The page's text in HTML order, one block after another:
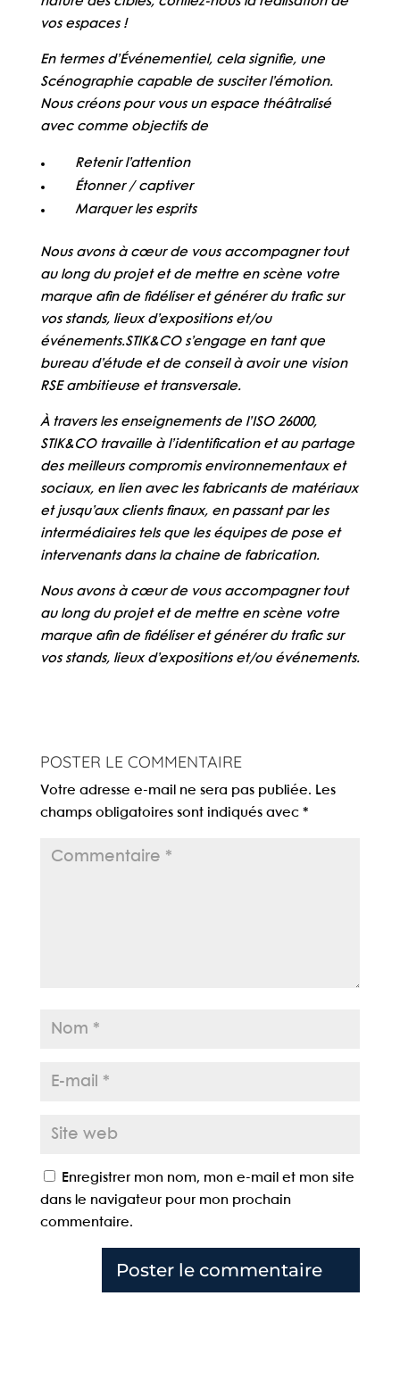
vos espaces !
En termes d’Événementiel, cela signifie, une
Scénographie capable de susciter l’émotion.
Nous créons pour vous un espace théâtralisé
avec comme objectifs de
Retenir l’attention
Étonner / captiver
Marquer les esprits
Nous avons à cœur de vous accompagner tout
au long du projet et de mettre en scène votre
marque afin de fidéliser et générer du trafic sur
vos stands, lieux d’expositions et/ou
événements.STIK&CO s’engage en tant que
bureau d’étude et de conseil à avoir une vision
RSE ambitieuse et transversale.
À travers les enseignements de l’ISO 26000,
STIK&CO travaille à l’identification et au partage
des meilleurs compromis environnementaux et
sociaux, en lien avec les fabricants de matériaux
et jusqu’aux clients finaux, en passant par les
intermédiaires tels que les équipes de pose et
intervenants dans la chaine de fabrication.
Nous avons à cœur de vous accompagner tout
au long du projet et de mettre en scène votre
marque afin de fidéliser et générer du trafic sur
vos stands, lieux d’expositions et/ou événements.
POSTER LE COMMENTAIRE
Votre adresse e-mail ne sera pas publiée. Les
champs obligatoires sont indiqués avec *
Enregistrer mon nom, mon e-mail et mon site
dans le navigateur pour mon prochain
commentaire.